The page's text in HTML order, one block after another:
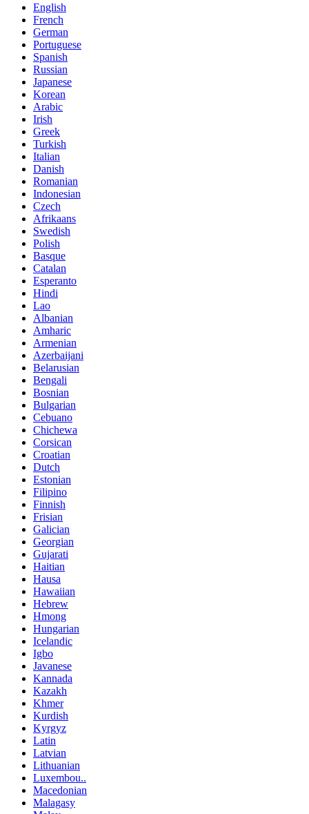
English
French
German
Portuguese
Spanish
Russian
Japanese
Korean
Arabic
Irish
Greek
Turkish
Italian
Danish
Romanian
Indonesian
Czech
Afrikaans
Swedish
Polish
Basque
Catalan
Esperanto
Hindi
Lao
Albanian
Amharic
Armenian
Azerbaijani
Belarusian
Bengali
Bosnian
Bulgarian
Cebuano
Chichewa
Corsican
Croatian
Dutch
Estonian
Filipino
Finnish
Frisian
Galician
Georgian
Gujarati
Haitian
Hausa
Hawaiian
Hebrew
Hmong
Hungarian
Icelandic
Igbo
Javanese
Kannada
Kazakh
Khmer
Kurdish
Kyrgyz
Latin
Latvian
Lithuanian
Luxembou..
Macedonian
Malagasy